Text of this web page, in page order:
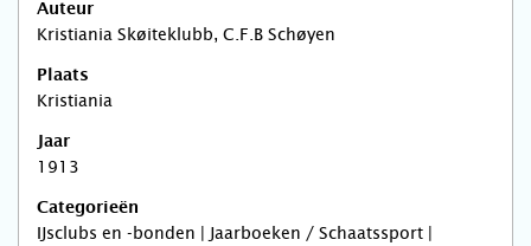
Auteur
Kristiania Skøiteklubb, C.F.B Schøyen
Plaats
Kristiania
Jaar
1913
Categorieën
IJsclubs en -bonden | Jaarboeken / Schaatssport |